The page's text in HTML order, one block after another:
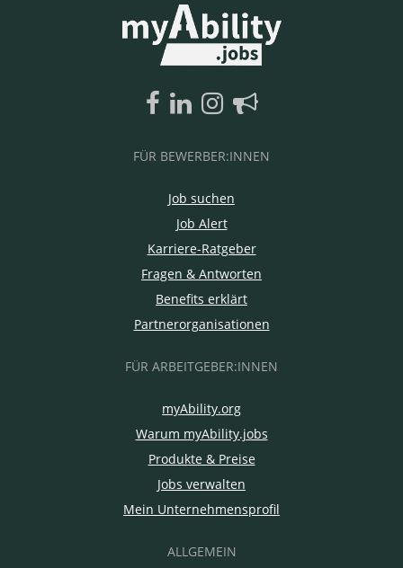
FÜR BEWERBER:INNEN
Job suchen
Job Alert
Karriere-Ratgeber
Fragen & Antworten
Benefits erklärt
Partnerorganisationen
FÜR ARBEITGEBER:INNEN
myAbility.org
Warum myAbility.jobs
Produkte & Preise
Jobs verwalten
Mein Unternehmensprofil
ALLGEMEIN